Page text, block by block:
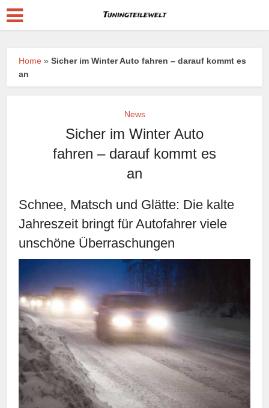
Home »Sicher im Winter Auto fahren – darauf kommt es
an
News
Sicher im Winter Auto
fahren – darauf kommt es
an
Schnee, Matsch und Glätte: Die kalte
Jahreszeit bringt für Autofahrer viele
unschöne Überraschungen